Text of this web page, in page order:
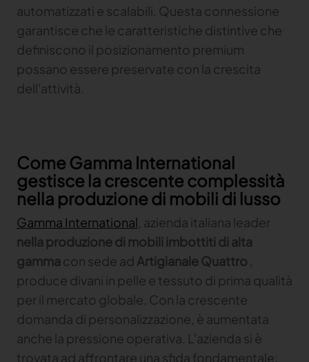
automatizzati e scalabili. Questa connessione
garantisce che le caratteristiche distintive che
definiscono il posizionamento premium
possano essere preservate con la crescita
dell'attività.
Come Gamma International
gestisce la crescente complessità
nella produzione di mobili di lusso
Gamma International, azienda italiana leader
nella produzione di mobili imbottiti di alta
gamma con sede ad Artigianale Quattro ,
produce divani in pelle e tessuto di prima qualità
per il mercato globale. Con la crescente
domanda di personalizzazione, è aumentata
anche la pressione operativa. L'azienda si è
trovata ad affrontare una sfida fondamentale: